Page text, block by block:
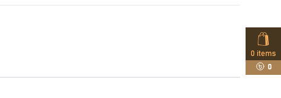
0 items
0